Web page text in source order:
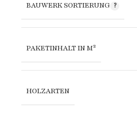
BAUWERK SORTIERUNG
PAKETINHALT IN M²
HOLZARTEN